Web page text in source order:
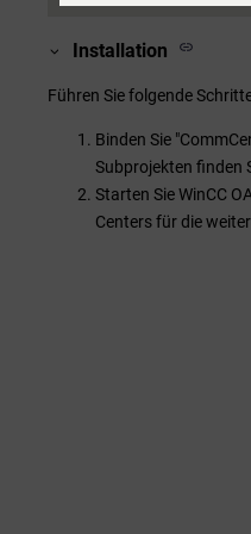
Installation
Führen Sie folgende
Binden Sie
Subprojekten finden
Starten SieWinCC
Centers für die